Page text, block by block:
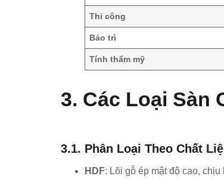
Thi công
Bảo trì
Tính thẩm mỹ
3. Các Loại Sàn
3.1. Phân Loại Theo Chất
HDF: Lõi gỗ ép mật độ cao, chịu